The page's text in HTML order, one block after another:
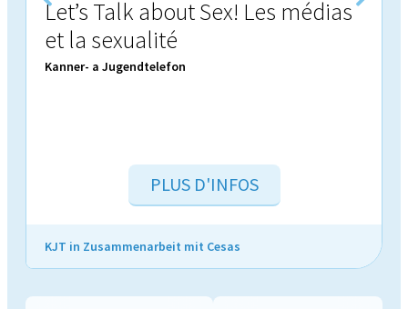
Let’s Talk about Sex! Les médias
et la sexualité
Kanner- a Jugendtelefon
PLUS D'INFOS
KJT in Zusammenarbeit mit Cesas